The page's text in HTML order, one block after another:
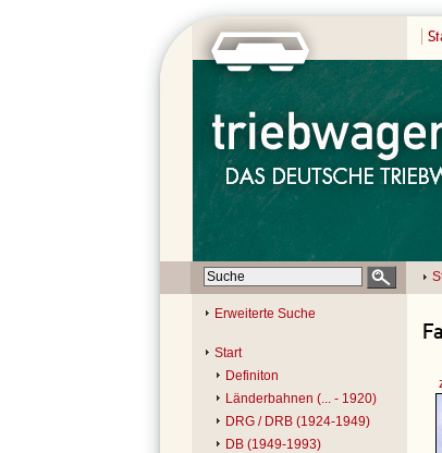
Erweiterte Suche
Start
Definiton
Länderbahnen (... - 1920)
DRG / DRB (1924-1949)
DB (1949-1993)